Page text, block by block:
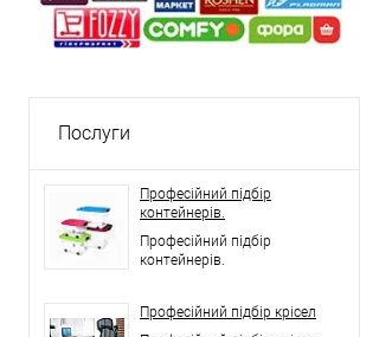
Послуги
Професійний підбір
контейнерів.
Професійний підбір
контейнерів.
Професійний підбір крісел